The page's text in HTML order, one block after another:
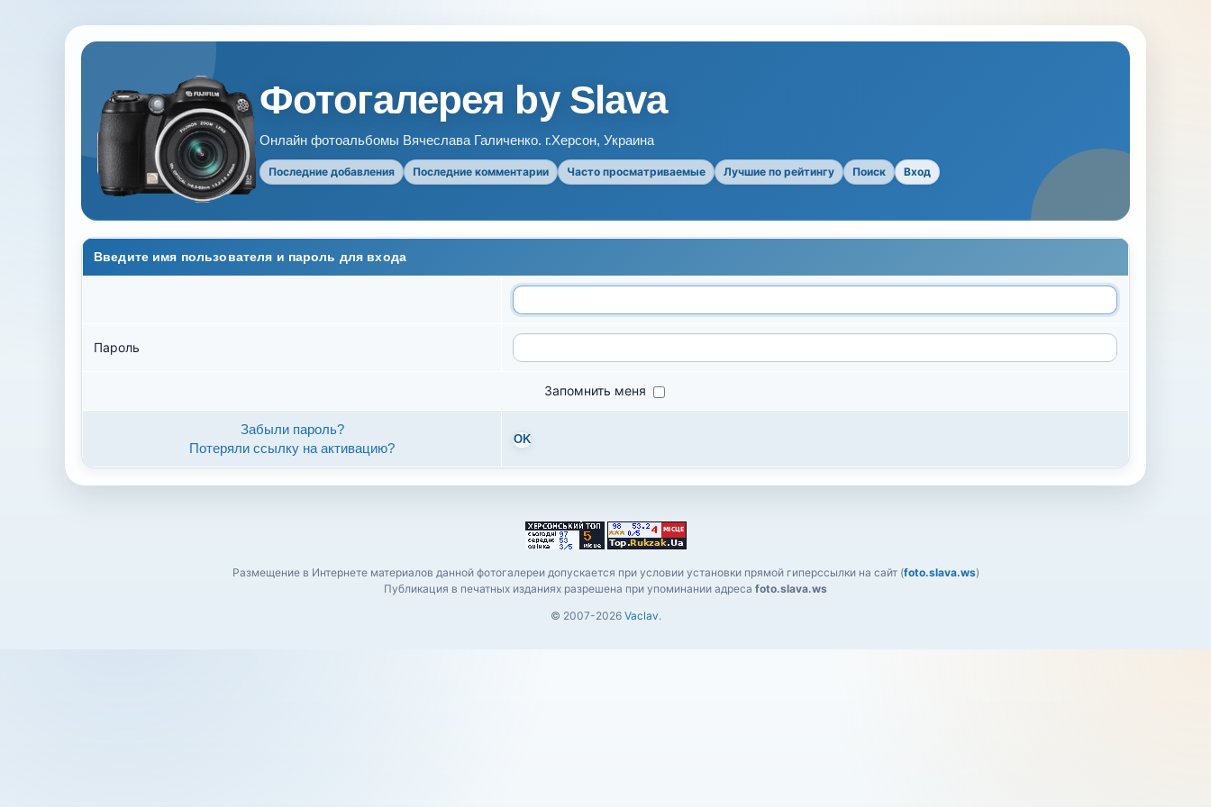
Фотогалерея by Slava
Онлайн фотоальбомы Вячеслава Галиченко. г.Херсон, Украина
Последние добавления Последние комментарии Часто просматриваемые Лучшие по рейтингу Поиск Вход
Введите имя пользователя и пароль для входа
Пароль
Запомнить меня
Забыли пароль?
Потеряли ссылку на активацию?
OK
Размещение в Интернете материалов данной фотогалереи допускается при условии установки прямой гиперссылки на сайт (foto.slava.ws)
Публикация в печатных изданиях разрешена при упоминании адреса foto.slava.ws
© 2007-2026 Vaclav.